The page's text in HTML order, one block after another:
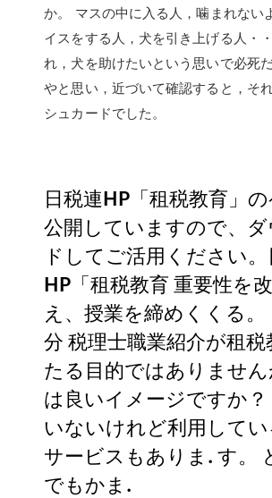
か。 マスの中に入る人，噛まれない
イスをする人，犬を引き上げる人・
れ，犬を助けたいという思いで必死
やと思い，近づいて確認すると，そ
シュカードでした。
日税連HP「租税教育」
公開していますので、
ドしてご活用ください。
HP「租税教育 重要性を
え、授業を締めくくる。
分 税理士職業紹介が租税
たる目的ではありませ
は良いイメージですか？
いないけれど利用して
サービスもありま. す。
でもかま.